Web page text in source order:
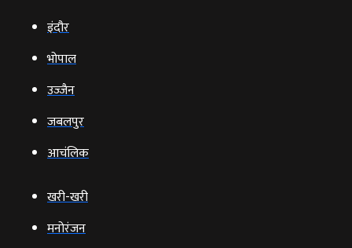
इंदौर
भोपाल
उज्‍जैन
जबलपुर
आचंलिक
खरी-खरी
मनोरंजन